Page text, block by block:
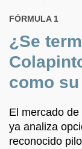
FÓRMULA 1
¿Se
como
El mercado
ya analiza
reconocido